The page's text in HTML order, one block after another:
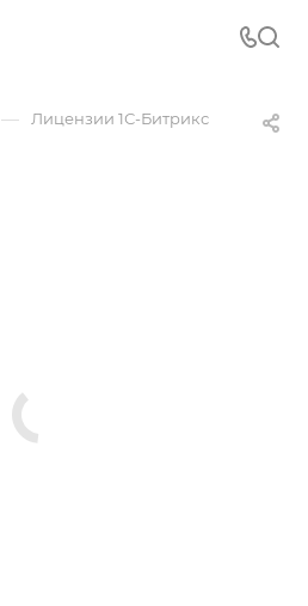
— Лицензии 1С-Битрикс